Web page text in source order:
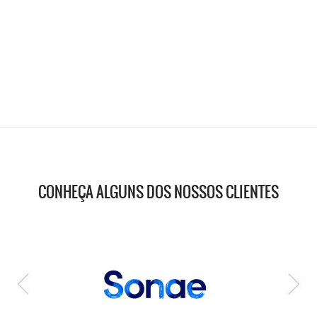
CONHEÇA ALGUNS DOS NOSSOS CLIENTES